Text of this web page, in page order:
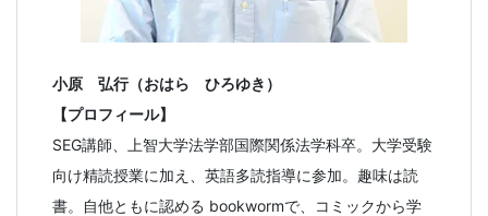
小原 弘行（おはら ひろゆき）
【プロフィール】
SEG講師、上智大学法学部国際関係法学科卒。大学受験
向け精読授業に加え、英語多読指導に参加。趣味は読
書。自他ともに認める bookwormで、コミックから学